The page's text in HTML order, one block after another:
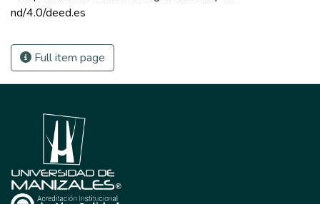
nd/4.0/deed.es
Full item page